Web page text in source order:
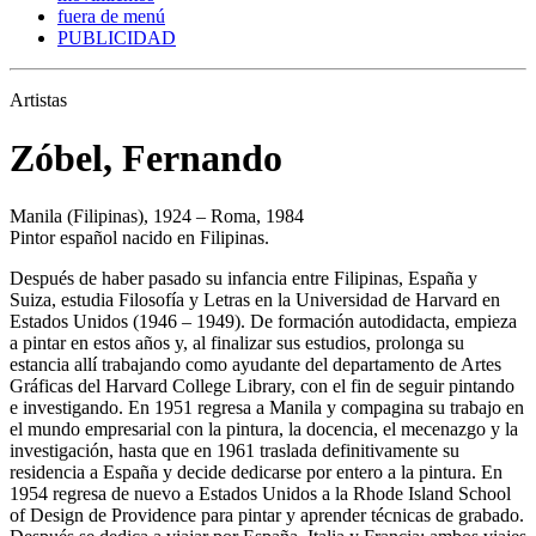
fuera de menú
PUBLICIDAD
Artistas
Zóbel, Fernando
Manila (Filipinas), 1924 – Roma, 1984
Pintor español nacido en Filipinas.
Después de haber pasado su infancia entre Filipinas, España y
Suiza, estudia Filosofía y Letras en la Universidad de Harvard en
Estados Unidos (1946 – 1949). De formación autodidacta, empieza
a pintar en estos años y, al finalizar sus estudios, prolonga su
estancia allí trabajando como ayudante del departamento de Artes
Gráficas del Harvard College Library, con el fin de seguir pintando
e investigando. En 1951 regresa a Manila y compagina su trabajo en
el mundo empresarial con la pintura, la docencia, el mecenazgo y la
investigación, hasta que en 1961 traslada definitivamente su
residencia a España y decide dedicarse por entero a la pintura. En
1954 regresa de nuevo a Estados Unidos a la Rhode Island School
of Design de Providence para pintar y aprender técnicas de grabado.